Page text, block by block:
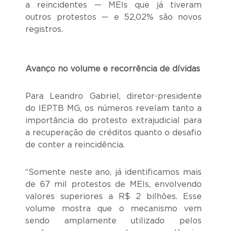
a reincidentes — MEIs que já tiveram
outros protestos — e 52,02% são novos
registros.
Avanço no volume e recorrência de dívidas
Para Leandro Gabriel, diretor-presidente
do IEPTB MG, os números revelam tanto a
importância do protesto extrajudicial para
a recuperação de créditos quanto o desafio
de conter a reincidência.
“Somente neste ano, já identificamos mais
de 67 mil protestos de MEIs, envolvendo
valores superiores a R$ 2 bilhões. Esse
volume mostra que o mecanismo vem
sendo amplamente utilizado pelos